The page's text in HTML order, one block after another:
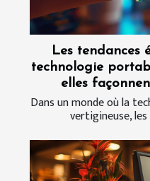
Les tendances
technologie
elles
Dans un monde où la
vertigineuse,